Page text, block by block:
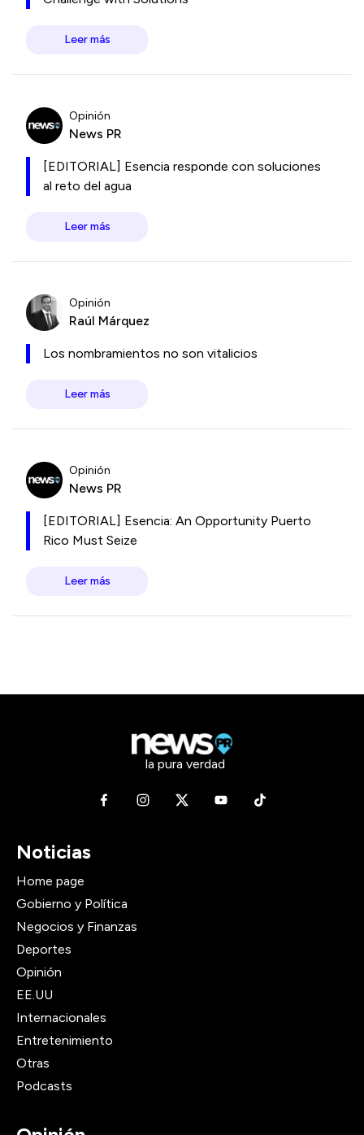
Leer más
Opinión
News PR
[EDITORIAL] Esencia responde con soluciones
al reto del agua
Leer más
Opinión
Raúl Márquez
Los nombramientos no son vitalicios
Leer más
Opinión
News PR
[EDITORIAL] Esencia: An Opportunity Puerto
Rico Must Seize
Leer más
la pura verdad
Noticias
Home page
Gobierno y Política
Negocios y Finanzas
Deportes
Opinión
EE.UU
Internacionales
Entretenimiento
Otras
Podcasts